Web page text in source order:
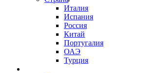
Италия
Испания
Россия
Китай
Португалия
ОАЭ
Турция